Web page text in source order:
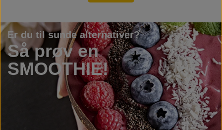
Er du til sunde alternativer?
Så prøv en
SMOOTHIE!